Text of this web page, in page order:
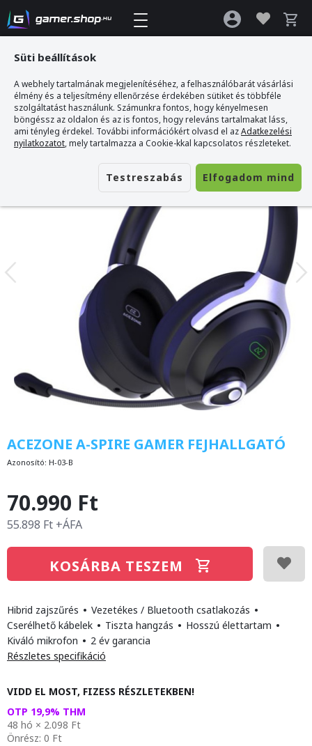
Gamer webshop >ACEZONE A-Spire Gamer Fejhallgató
ACEZONE A-SPIRE GAMER FEJHALLGATÓ
Azonosító: H-03-B
70.990 Ft
55.898 Ft +ÁFA
KOSÁRBA TESZEM
Hibrid zajszűrés • Vezetékes / Bluetooth csatlakozás •
Cserélhető kábelek • Tiszta hangzás • Hosszú élettartam •
Kiváló mikrofon • 2 év garancia
Részletes specifikáció
VIDD EL MOST, FIZESS RÉSZLETEKBEN!
OTP 19,9% THM
48 hó × 2.098 Ft
Önrész: 0 Ft
Süti beállítások
A webhely tartalmának megjelenítéséhez, a felhasználóbarát vásárlási
élmény és a teljesítmény ellenőrzése érdekében sütiket és többféle
szolgáltatást használunk. Számunkra fontos, hogy kényelmesen
böngéssz az oldalon és az is fontos, hogy releváns tartalmakat láss,
ami tényleg érdekel. További információkért olvasd el azAdatkezelési
nyilatkozatot, mely tartalmazza a Cookie-kkal kapcsolatos részleteket.
Testreszabás Elfogadom mind